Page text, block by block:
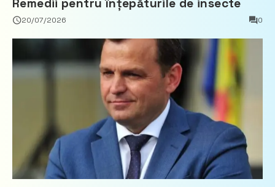
Remedii pentru înțepăturile de insecte
20/07/2026 0